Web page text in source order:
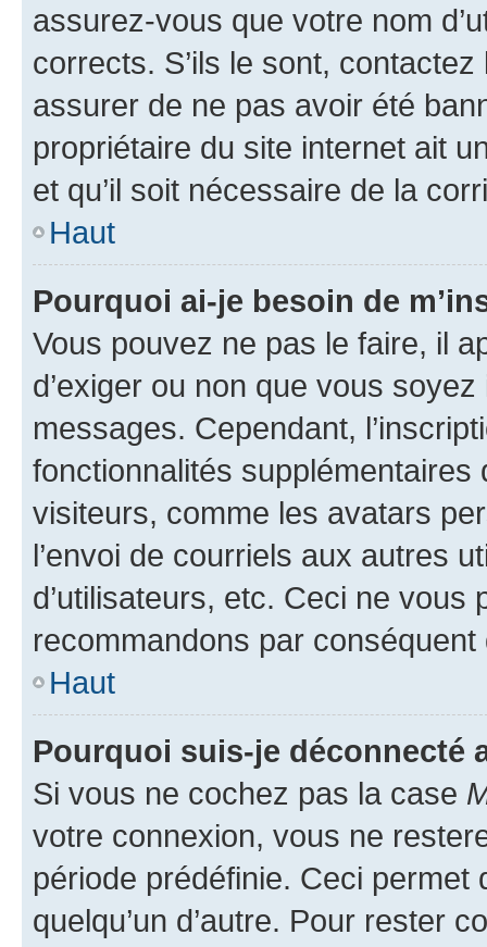
assurez-vous que votre nom
corrects. S’ils le sont,
assurer de ne pas avoir été
propriétaire du site internet ait
et qu’il soit nécessaire de la
Haut
Pourquoi ai-je besoin de
Vous pouvez ne pas le faire, il
d’exiger ou non que vous
messages. Cependant,
fonctionnalités
visiteurs, comme les avatars
l’envoi de courriels aux autres
d’utilisateurs, etc. Ceci ne vous
recommandons par conséquent
Haut
Pourquoi suis-je déconnecté
Si vous ne cochez pas la case
votre connexion, vous ne
période prédéfinie. Ceci permet
quelqu’un d’autre. Pour rester